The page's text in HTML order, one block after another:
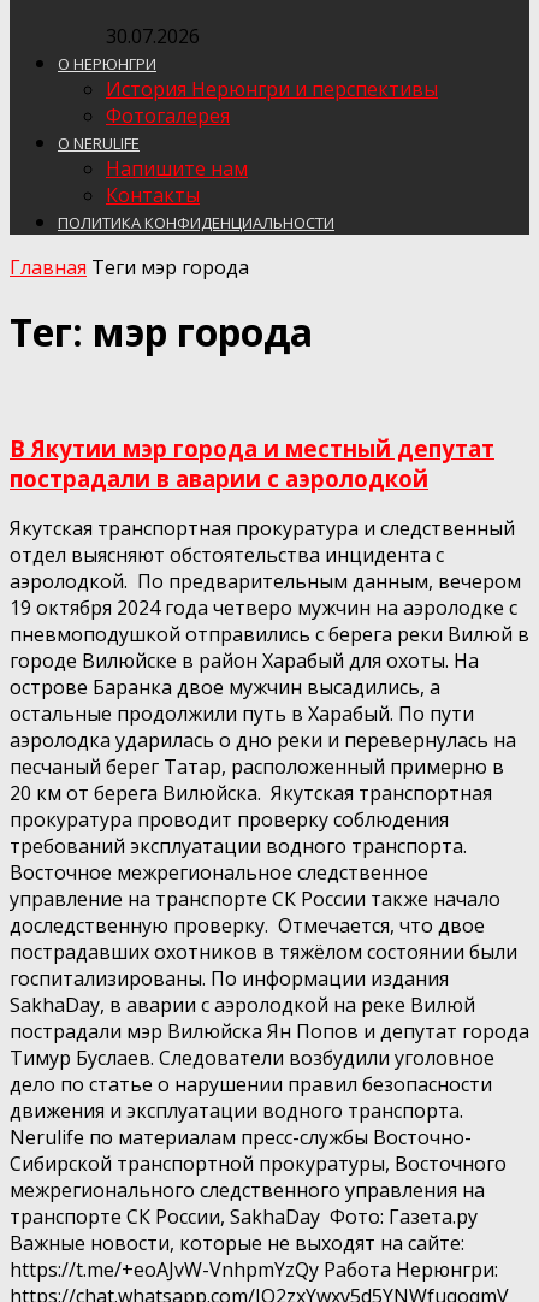
30.07.2026
О НЕРЮНГРИ
История Нерюнгри и перспективы
Фотогалерея
О NERULIFE
Напишите нам
Контакты
ПОЛИТИКА КОНФИДЕНЦИАЛЬНОСТИ
Главная Теги мэр города
Тег: мэр города
В Якутии мэр города и местный депутат
пострадали в аварии с аэролодкой
Якутская транспортная прокуратура и следственный
отдел выясняют обстоятельства инцидента с
аэролодкой. По предварительным данным, вечером
19 октября 2024 года четверо мужчин на аэролодке с
пневмоподушкой отправились с берега реки Вилюй в
городе Вилюйске в район Харабый для охоты. На
острове Баранка двое мужчин высадились, а
остальные продолжили путь в Харабый. По пути
аэролодка ударилась о дно реки и перевернулась на
песчаный берег Татар, расположенный примерно в
20 км от берега Вилюйска. Якутская транспортная
прокуратура проводит проверку соблюдения
требований эксплуатации водного транспорта.
Восточное межрегиональное следственное
управление на транспорте СК России также начало
доследственную проверку. Отмечается, что двое
пострадавших охотников в тяжёлом состоянии были
госпитализированы. По информации издания
SakhaDay, в аварии с аэролодкой на реке Вилюй
пострадали мэр Вилюйска Ян Попов и депутат города
Тимур Буслаев. Следователи возбудили уголовное
дело по статье о нарушении правил безопасности
движения и эксплуатации водного транспорта.
Nerulife по материалам пресс-службы Восточно-
Сибирской транспортной прокуратуры, Восточного
межрегионального следственного управления на
транспорте СК России, SakhaDay Фото: Газета.ру
Важные новости, которые не выходят на сайте:
https://t.me/+eoAJvW-VnhpmYzQy Работа Нерюнгри:
https://chat.whatsapp.com/JO2zxYwxv5d5YNWfuqoqmV